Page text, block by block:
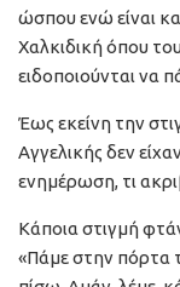
ώσπου ενώ είναι
Χαλκιδική όπου
ειδοποιούνται να
Έως εκείνη την
Αγγελικής δεν
ενημέρωση, τι
Κάποια στιγμή
«Πάμε στην πόρτα